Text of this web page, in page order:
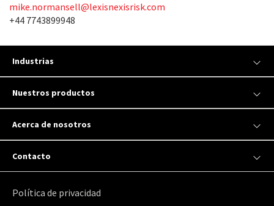
mike.normansell@lexisnexisrisk.com
+44 7743899948
Industrias
Nuestros productos
Acerca de nosotros
Contacto
Política de privacidad